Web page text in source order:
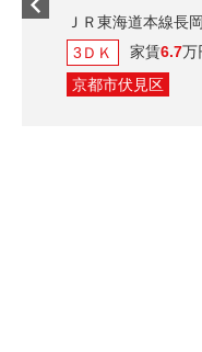
海道本線長岡京駅 徒歩38分
6.7万円